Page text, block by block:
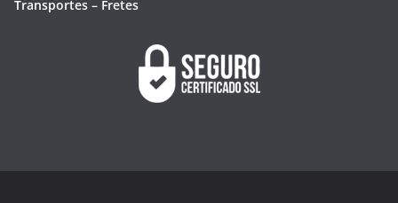
Transportes – Fretes